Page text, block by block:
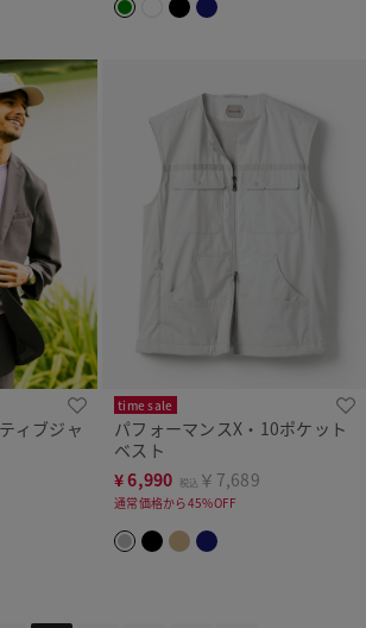
ィブジャ
time sale
パフォーマンスX・10ポケット
ベスト
¥6,990 税込 ￥7,689
通常価格から45%OFF